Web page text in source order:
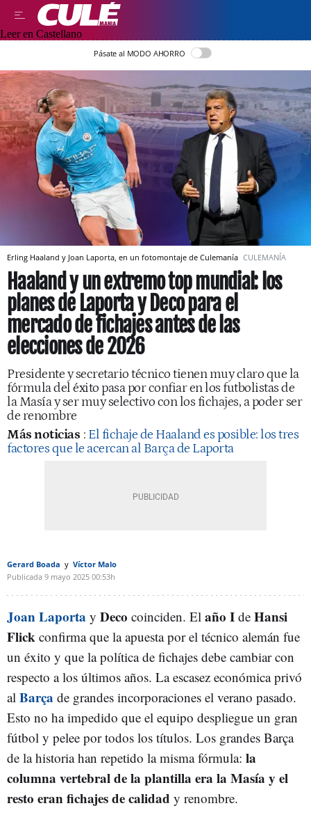
Leer en Castellano
Pásate al MODO AHORRO
Erling Haaland y Joan Laporta, en un fotomontaje de Culemanía CULEMANÍA
Haaland y un extremo top mundial: los
planes de Laporta y Deco para el
mercado de fichajes antes de las
elecciones de 2026
Presidente y secretario técnico tienen muy claro que la
fórmula del éxito pasa por confiar en los futbolistas de
la Masía y ser muy selectivo con los fichajes, a poder ser
de renombre
Más noticias : El fichaje de Haaland es posible: los tres
factores que le acercan al Barça de Laporta
Gerard Boada
Víctor Malo
Publicada 9 mayo 2025 00:53h
Joan Laporta y Deco coinciden. El año I de Hansi
Flick confirma que la apuesta por el técnico alemán fue
un éxito y que la política de fichajes debe cambiar con
respecto a los últimos años. La escasez económica privó
al Barça de grandes incorporaciones el verano pasado.
Esto no ha impedido que el equipo despliegue un gran
fútbol y pelee por todos los títulos. Los grandes Barça
de la historia han repetido la misma fórmula: la
columna vertebral de la plantilla era la Masía y el
resto eran fichajes de calidad y renombre.